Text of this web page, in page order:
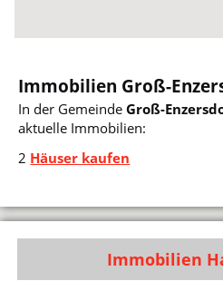
Immobilien Groß-
In der GemeindeGroß-
aktuelle Immobilien:
2 Häuser kaufen
Immobilien